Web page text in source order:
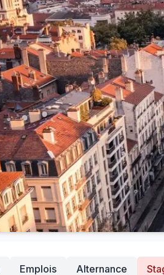
Emplois Alternance